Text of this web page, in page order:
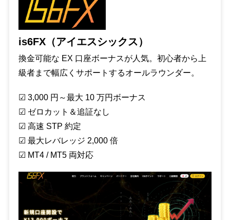
is6FX（アイエスシックス）
換金可能な EX 口座ボーナスが人気。初心者から上
級者まで幅広くサポートするオールラウンダー。
☑︎ 3,000 円～最大 10 万円ボーナス
☑︎ ゼロカット＆追証なし
☑︎ 高速 STP 約定
☑︎ 最大レバレッジ 2,000 倍
☑︎ MT4 / MT5 両対応